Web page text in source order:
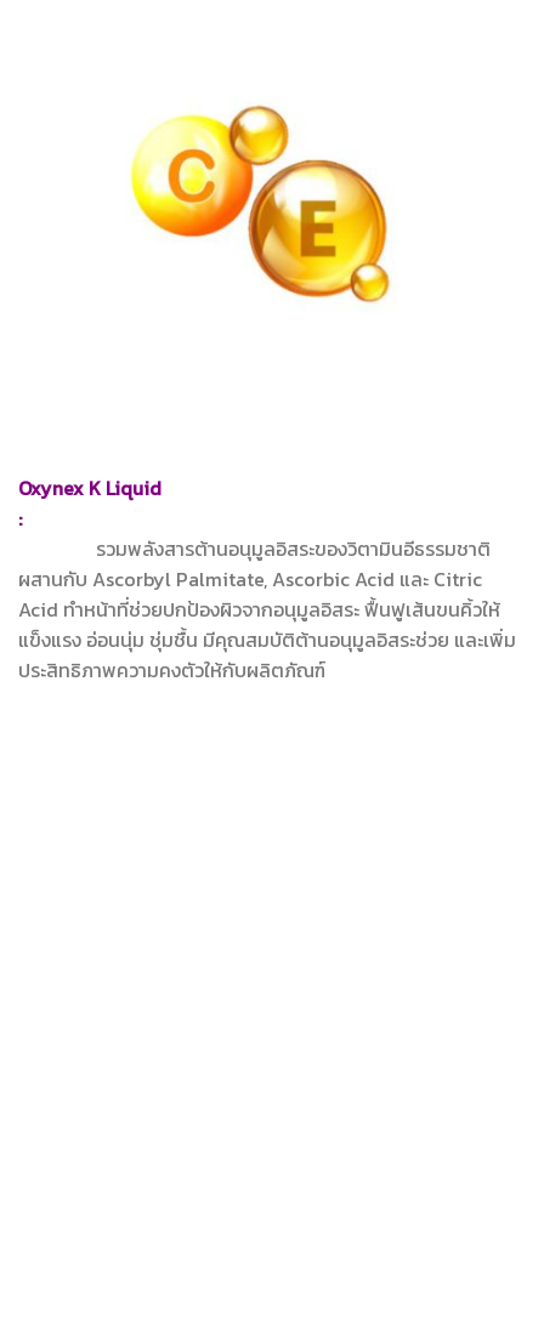
Oxynex K Liquid
:
รวมพลังสารต้านอนุมูลอิสระของวิตามินอีธรรมชาติ
ผสานกับ Ascorbyl Palmitate, Ascorbic Acid และ Citric
Acid ทำหน้าที่ช่วยปกป้องผิวจากอนุมูลอิสระ ฟื้นฟูเส้นขนคิ้วให้
แข็งแรง อ่อนนุ่ม ชุ่มชื้น มีคุณสมบัติต้านอนุมูลอิสระช่วย และเพิ่ม
ประสิทธิภาพความคงตัวให้กับผลิตภัณฑ์